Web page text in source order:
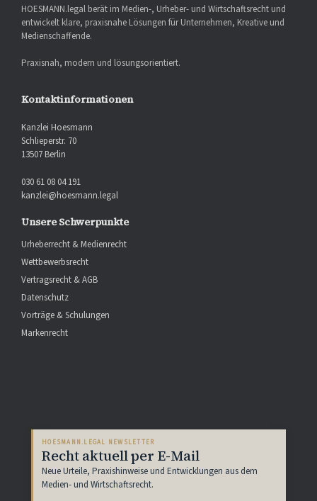
HOESMANN.legal berät im Medien-, Urheber- und Wirtschaftsrecht und
entwickelt klare, praxisnahe Lösungen für Unternehmen, Kreative und
Medienschaffende.
Praxisnah, modern und lösungsorientiert.
Kontaktinformationen
Kanzlei Hoesmann
Schlieperstr. 70
13507 Berlin
030 61 08 04 191
kanzlei@hoesmann.legal
Unsere Schwerpunkte
Urheberrecht & Medienrecht
Wettbewerbsrecht
Vertragsrecht & AGB
Datenschutz
Vorträge & Schulungen
Markenrecht
HOESMANN.LEGAL NEWSLETTER
Recht aktuell per E-Mail
Neue Urteile, Praxishinweise und Entwicklungen aus dem
Medien- und Wirtschaftsrecht.